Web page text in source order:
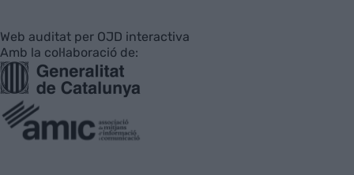
Web auditat per OJD interactiva
Amb la col·laboració de: